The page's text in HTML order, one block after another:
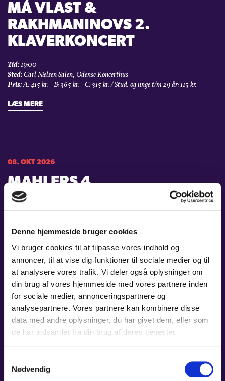
Denne hjemmeside bruger cookies
Vi bruger cookies til at tilpasse vores indhold og
annoncer, til at vise dig funktioner til sociale medier og til
at analysere vores trafik. Vi deler også oplysninger om
din brug af vores hjemmeside med vores partnere inden
for sociale medier, annonceringspartnere og
analysepartnere. Vores partnere kan kombinere disse
data med andre oplysninger, du har givet dem, eller som
de har indsamlet fra din brug af deres tjenester.
Nødvendig
MÁ VLAST &
RAKHMANINOVS 2.
KLAVERKONCERT
Tid:19:00
Sted:Carl Nielsen Salen, Odense Koncerthus
Pris:A: 415 kr. - B: 365 kr. - C: 315 kr. / Stud. og unge t/m 29 år: 115 kr.
LÆS MERE
08. OKT 2026
MAHLERS 4.
Tid:19:00
LÆS MERE
FANTASYKONCERT
Pris:250 kr./ Stud. og unge t/m 29 år: 115 kr.